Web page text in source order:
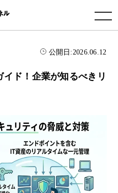
toggle navigation
公開日:2026.06.12
ド！企業が知るべきリ